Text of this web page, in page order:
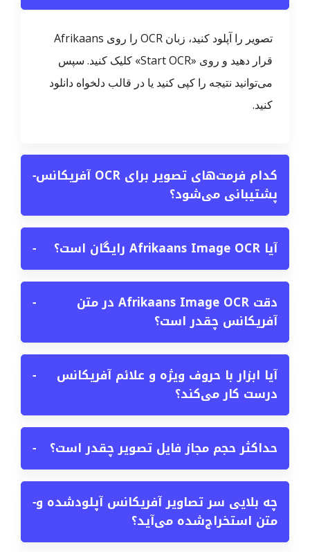
تصویر را آپلود کنید، زبان OCR را روی Afrikaans
قرار دهید و روی «Start OCR» کلیک کنید. سپس
می‌توانید نتیجه را کپی کنید یا در قالب دلخواه دانلود
کنید.
کدام فرمت‌های تصویر برای OCR آفریکانس
پشتیبانی می‌شود؟
−
آیا Afrikaans Image OCR رایگان است؟ −
دقت Afrikaans Image OCR در متن
آفریکانس چقدر است؟
−
آیا ابزار با حروف ویژه و علائم آفریکانس
درست کار می‌کند؟
−
حداکثر حجم مجاز فایل تصویر چقدر است؟ −
چه بلایی سر تصاویر آفریکانس آپلودشده و
متن استخراج‌شده می‌آید؟
−